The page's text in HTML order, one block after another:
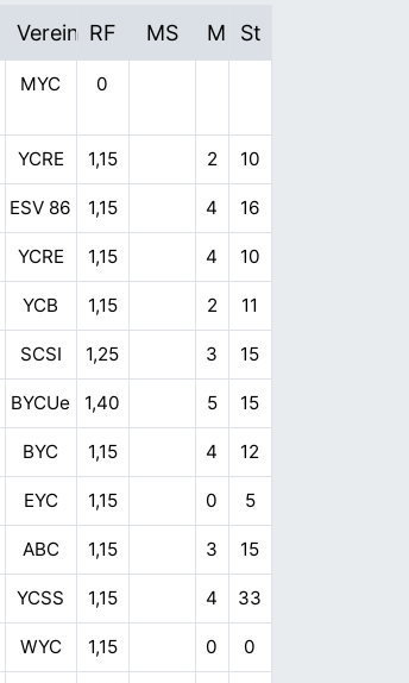
Verein RF MS M St
MYC 0
YCRE 1,15 2 10
ESV 86 1,15 4 16
YCRE 1,15 4 10
YCB 1,15 2 11
SCSI 1,25 3 15
BYCUe 1,40 5 15
BYC 1,15 4 12
EYC 1,15 0 5
ABC 1,15 3 15
YCSS 1,15 4 33
WYC 1,15 0 0